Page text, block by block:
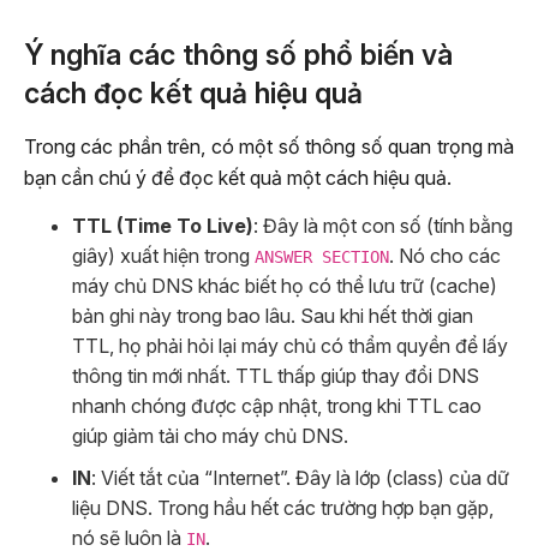
Ý nghĩa các thông số phổ biến và
cách đọc kết quả hiệu quả
Trong các phần trên, có một số thông số quan trọng mà
bạn cần chú ý để đọc kết quả một cách hiệu quả.
TTL (Time To Live): Đây là một con số (tính bằng
giây) xuất hiện trong ANSWER SECTION. Nó cho các
máy chủ DNS khác biết họ có thể lưu trữ (cache)
bản ghi này trong bao lâu. Sau khi hết thời gian
TTL, họ phải hỏi lại máy chủ có thẩm quyền để lấy
thông tin mới nhất. TTL thấp giúp thay đổi DNS
nhanh chóng được cập nhật, trong khi TTL cao
giúp giảm tải cho máy chủ DNS.
IN: Viết tắt của “Internet”. Đây là lớp (class) của dữ
liệu DNS. Trong hầu hết các trường hợp bạn gặp,
nó sẽ luôn là IN.